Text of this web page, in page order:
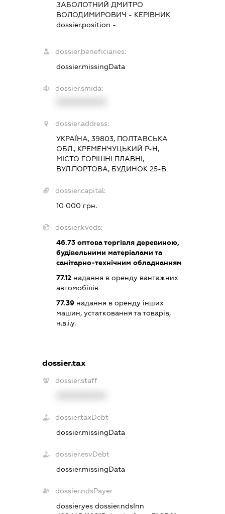
ЗАБОЛОТНИЙ ДМИТРО
ВОЛОДИМИРОВИЧ - КЕРІВНИК
dossier.position -
dossier.beneficiaries:
dossier.missingData
dossier.smida:
dossier.address:
УКРАЇНА, 39803, ПОЛТАВСЬКА
ОБЛ., КРЕМЕНЧУЦЬКИЙ Р-Н,
МІСТО ГОРІШНІ ПЛАВНІ,
ВУЛ.ПОРТОВА, БУДИНОК 25-В
dossier.capital:
10 000 грн.
dossier.kveds:
46.73 оптова торгівля деревиною,
будівельними матеріалами та
санітарно-технічним обладнанням
77.12 надання в оренду вантажних
автомобілів
77.39 надання в оренду інших
машин, устатковання та товарів,
н.в.і.у.
dossier.tax
dossier.staff
dossier.taxDebt
dossier.missingData
dossier.esvDebt
dossier.missingData
dossier.ndsPayer
dossier.yesdossier.ndsInn